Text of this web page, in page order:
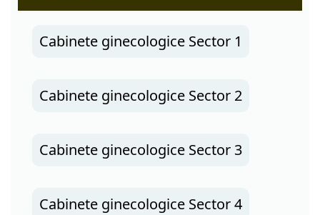
Cabinete ginecologice Sector 1
Cabinete ginecologice Sector 2
Cabinete ginecologice Sector 3
Cabinete ginecologice Sector 4